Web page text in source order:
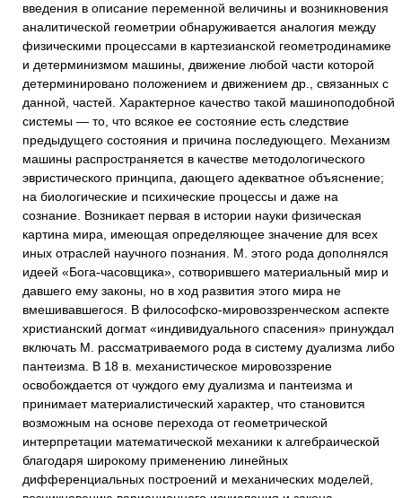
введения в описание переменной величины и возникновения
аналитической геометрии обнаруживается аналогия между
физическими процессами в картезианской геометродинамике
и детерминизмом машины, движение любой части которой
детерминировано положением и движением др., связанных с
данной, частей. Характерное качество такой машиноподобной
системы — то, что всякое ее состояние есть следствие
предыдущего состояния и причина последующего. Механизм
машины распространяется в качестве методологического
эвристического принципа, дающего адекватное объяснение;
на биологические и психические процессы и даже на
сознание. Возникает первая в истории науки физическая
картина мира, имеющая определяющее значение для всех
иных отраслей научного познания. М. этого рода дополнялся
идеей «Бога-часовщика», сотворившего материальный мир и
давшего ему законы, но в ход развития этого мира не
вмешивавшегося. В философско-мировоззренческом аспекте
христианский догмат «индивидуального спасения» принуждал
включать М. рассматриваемого рода в систему дуализма либо
пантеизма. В 18 в. механистическое мировоззрение
освобождается от чуждого ему дуализма и пантеизма и
принимает материалистический характер, что становится
возможным на основе перехода от геометрической
интерпретации математической механики к алгебраической
благодаря широкому применению линейных
дифференциальных построений и механических моделей,